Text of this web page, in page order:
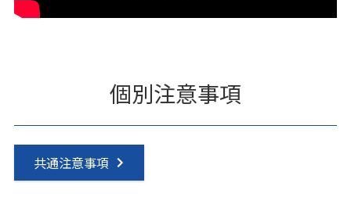
個別注意事項
共通注意事項